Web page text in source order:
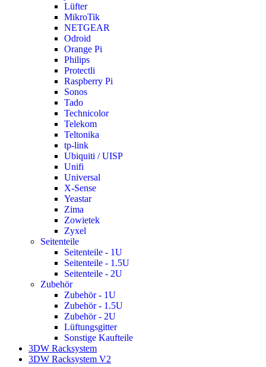
Lüfter
MikroTik
NETGEAR
Odroid
Orange Pi
Philips
Protectli
Raspberry Pi
Sonos
Tado
Technicolor
Telekom
Teltonika
tp-link
Ubiquiti / UISP
Unifi
Universal
X-Sense
Yeastar
Zima
Zowietek
Zyxel
Seitenteile
Seitenteile - 1U
Seitenteile - 1.5U
Seitenteile - 2U
Zubehör
Zubehör - 1U
Zubehör - 1.5U
Zubehör - 2U
Lüftungsgitter
Sonstige Kaufteile
3DW Racksystem
3DW Racksystem V2